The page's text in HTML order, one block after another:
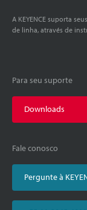
A KEYENCE suporta
de linha, através de
Para seu suporte
Downloads
Fale conosco
Pergunte à